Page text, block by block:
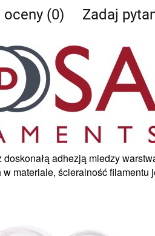
oceny (0) Zadaj
adhezją miedzy
materiale, ścieralność filamentu